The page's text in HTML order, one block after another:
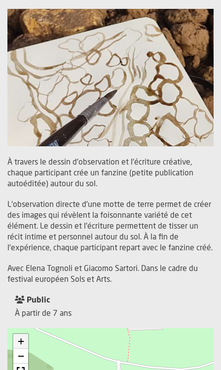
À travers le dessin d'observation et l'écriture créative,
chaque participant crée un fanzine (petite publication
autoéditée) autour du sol.
L'observation directe d'une motte de terre permet de créer
des images qui révèlent la foisonnante variété de cet
élément. Le dessin et l'écriture permettent de tisser un
récit intime et personnel autour du sol. À la fin de
l'expérience, chaque participant repart avec le fanzine créé.
Avec Elena Tognoli et Giacomo Sartori. Dans le cadre du
festival européen Sols et Arts.
Public
À partir de 7 ans
+
−